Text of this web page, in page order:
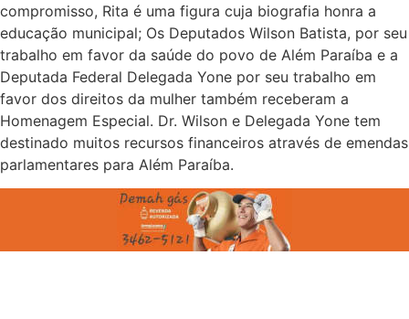
compromisso, Rita é uma figura cuja biografia honra a
educação municipal; Os Deputados Wilson Batista, por seu
trabalho em favor da saúde do povo de Além Paraíba e a
Deputada Federal Delegada Yone por seu trabalho em
favor dos direitos da mulher também receberam a
Homenagem Especial. Dr. Wilson e Delegada Yone tem
destinado muitos recursos financeiros através de emendas
parlamentares para Além Paraíba.